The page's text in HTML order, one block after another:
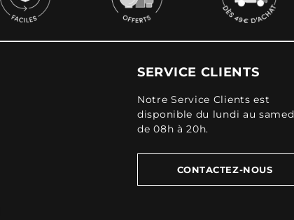
SERVICE CLIENTS
Notre Service Clients est
disponible du lundi au
de 08h à 20h.
CONTACTEZ-NOUS